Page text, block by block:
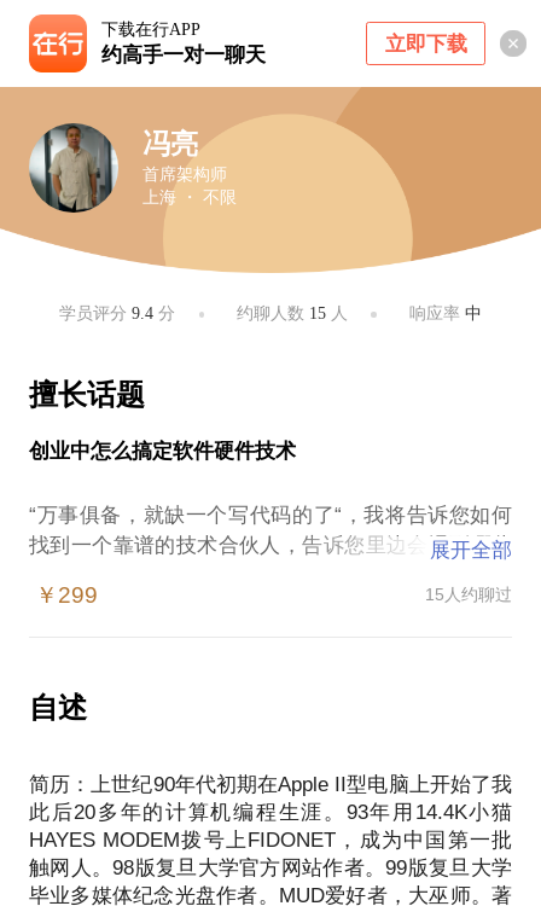
下载在行APP
约高手一对一聊天 立即下载
冯亮
首席架构师
上海 ・ 不限
学员评分9.4 分 约聊人数 15人 响应率 中
擅长话题
创业中怎么搞定软件硬件技术
“万事俱备，就缺一个写代码的了“，我将告诉您如何
找到一个靠谱的技术合伙人，告诉您里边会遇到哪些
如何推动项目开展下去。
Html5，还是原生，抑或React Native？我将用我们在
项目运营中遇到的真实数据来告诉您该怎么去做分析
如果又想做配套的智能硬件，那是选CPU，还是单片
机MCU，还是FPGA，还是GPU？如果智能硬件又要
加上通讯模块，那是用WIFI，还是蓝牙，还是
GSM/GPRS，还是电力载波，还是LoRA，还是NB
展开全部
￥299 15人约聊过
自述
简历：上世纪90年代初期在Apple II型电脑上开始了我
此后20多年的计算机编程生涯。93年用14.4K小猫
HAYES MODEM拨号上FIDONET，成为中国第一批
触网人。98版复旦大学官方网站作者。99版复旦大学
毕业多媒体纪念光盘作者。MUD爱好者，大巫师。著